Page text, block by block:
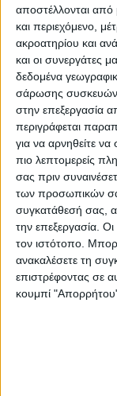
αποστέλλονται από
και περιεχόμενο,
ακροατηρίου και
και οι συνεργάτες
δεδομένα
σάρωσης συσκευών.
στην επεξεργασία
περιγράφεται
για να αρνηθείτε
πιο λεπτομερείς
σας πριν
των προσωπικών
συγκατάθεσή σας,
την επεξεργασία.
τον ιστότοπο.
ανακαλέσετε τη
επιστρέφοντας σε
κουμπί
διεθνούς Ράλι
Βωβός-Κώστας
42ο Ράλι
ΝΕΑ
ΑΥΤΟΚΙΝΗΤΟ
ΠΑΡΟΥΣΙΑΣΕΙΣ
ΔΟΚΙΜΕΣ
ΣΤΡΙΒΟΝΤΑΣ
ΜΑΚΡΑΣ
ΑΓΟΡΑ
ΕΚΘΕΣΕΙΣ